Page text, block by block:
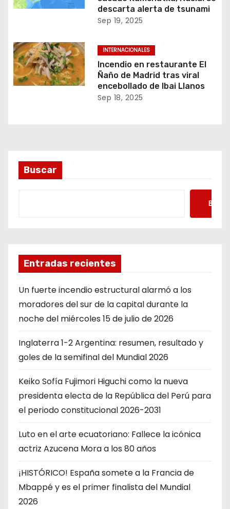
descarta alerta de tsunami
Sep 19, 2025
INTERNACIONALES
Incendio en restaurante El
Ñaño de Madrid tras viral
encebollado de Ibai Llanos
Sep 18, 2025
Buscar
Entradas recientes
Un fuerte incendio estructural alarmó a los
moradores del sur de la capital durante la
noche del miércoles 15 de julio de 2026
Inglaterra 1-2 Argentina: resumen, resultado y
goles de la semifinal del Mundial 2026
Keiko Sofía Fujimori Higuchi como la nueva
presidenta electa de la República del Perú para
el periodo constitucional 2026-2031
Luto en el arte ecuatoriano: Fallece la icónica
actriz Azucena Mora a los 80 años
¡HISTÓRICO! España somete a la Francia de
Mbappé y es el primer finalista del Mundial
2026